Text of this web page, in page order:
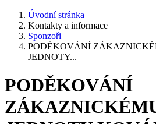
Úvodní stránka
Kontakty a informace
Sponzoři
PODĚKOVÁNÍ
JEDNOTY...
PODĚKOVÁNÍ